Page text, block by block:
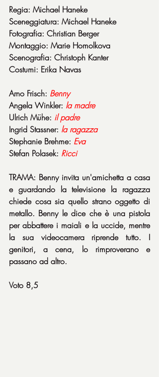
Regia: Michael Haneke
Sceneggiatura: Michael Haneke
Fotografia: Christian Berger
Montaggio: Marie Homolkova
Scenografia: Christoph Kanter
Costumi: Erika Navas
Arno Frisch: Benny
Angela Winkler: la madre
Ulrich Mühe: il padre
Ingrid Stassner: la ragazza
Stephanie Brehme: Eva
Stefan Polasek: Ricci
TRAMA: Benny invita un'amichetta a casa
e guardando la televisione la ragazza
chiede cosa sia quello strano oggetto di
metallo. Benny le dice che è una pistola
per abbattere i maiali e la uccide, mentre
la sua videocamera riprende tutto. I
genitori, a cena, lo rimproverano e
passano ad altro.
Voto 8,5